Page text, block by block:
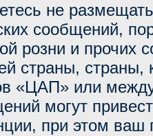
не
сообщений,
розни и прочих
страны, страны,
«ЦАП» или
могут
при этом ваш